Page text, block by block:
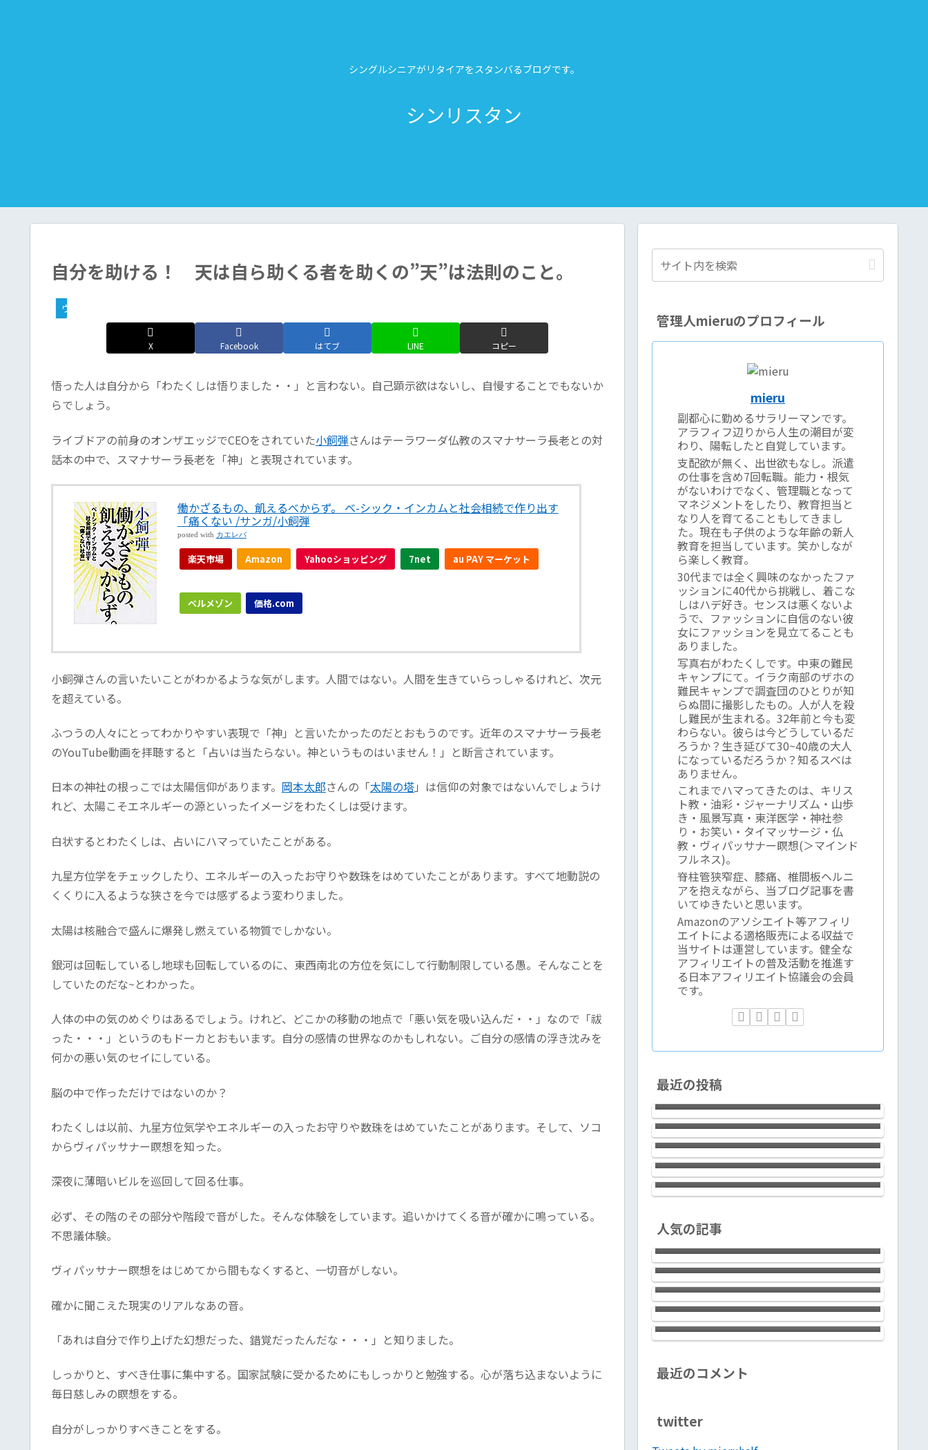
シングルシニアがリタイアをスタンバるブログです。
シンリスタン
自分を助ける！ 天は自ら助くる者を助くの”天”は法則のこと。
ヴィパッサナー
X Facebook はてブ LINE コピー
悟った人は自分から「わたくしは悟りました・・」と言わない。自己顕示欲はないし、自慢することでもないか
らでしょう。
ライブドアの前身のオンザエッジでCEOをされていた小飼弾さんはテーラワーダ仏教のスマナサーラ長老との対
話本の中で、スマナサーラ長老を「神」と表現されています。
働かざるもの、飢えるべからず。 ベ-シック・インカムと社会相続で作り出す
「痛くない /サンガ/小飼弾
posted with カエレバ
楽天市場 Amazon Yahooショッピング 7net au PAY マーケット
ベルメゾン 価格.com
小飼弾さんの言いたいことがわかるような気がします。人間ではない。人間を生きていらっしゃるけれど、次元
を超えている。
ふつうの人々にとってわかりやすい表現で「神」と言いたかったのだとおもうのです。近年のスマナサーラ長老
のYouTube動画を拝聴すると「占いは当たらない。神というものはいません！」と断言されています。
日本の神社の根っこでは太陽信仰があります。 岡本太郎さんの「太陽の塔」は信仰の対象ではないんでしょうけ
れど、太陽こそエネルギーの源といったイメージをわたくしは受けます。
白状するとわたくしは、占いにハマっていたことがある。
九星方位学をチェックしたり、エネルギーの入ったお守りや数珠をはめていたことがあります。すべて地動説の
くくりに入るような狭さを今では感ずるよう変わりました。
太陽は核融合で盛んに爆発し燃えている物質でしかない。
銀河は回転しているし地球も回転しているのに、東西南北の方位を気にして行動制限している愚。そんなことを
していたのだな~とわかった。
人体の中の気のめぐりはあるでしょう。けれど、どこかの移動の地点で「悪い気を吸い込んだ・・」なので「祓
った・・・」というのもドーカとおもいます。自分の感情の世界なのかもしれない。ご自分の感情の浮き沈みを
何かの悪い気のセイにしている。
脳の中で作っただけではないのか？
わたくしは以前、九星方位気学やエネルギーの入ったお守りや数珠をはめていたことがあります。そして、ソコ
からヴィパッサナー瞑想を知った。
深夜に薄暗いビルを巡回して回る仕事。
必ず、その階のその部分や階段で音がした。そんな体験をしています。追いかけてくる音が確かに鳴っている。
不思議体験。
ヴィパッサナー瞑想をはじめてから間もなくすると、一切音がしない。
確かに聞こえた現実のリアルなあの音。
「あれは自分で作り上げた幻想だった、錯覚だったんだな・・・」と知りました。
しっかりと、すべき仕事に集中する。国家試験に受かるためにもしっかりと勉強する。心が落ち込まないように
毎日慈しみの瞑想をする。
自分がしっかりすべきことをする。
管理人mieruのプロフィール
mieru
副都心に勤めるサラリーマンです。
アラフィフ辺りから人生の潮目が変
わり、陽転したと自覚しています。
支配欲が無く、出世欲もなし。派遣
の仕事を含め7回転職。能力・根気
がないわけでなく、管理職となって
マネジメントをしたり、教育担当と
なり人を育てることもしてきまし
た。現在も子供のような年齢の新人
教育を担当しています。笑かしなが
ら楽しく教育。
30代までは全く興味のなかったファ
ッションに40代から挑戦し、着こな
しはハデ好き。センスは悪くないよ
うで、ファッションに自信のない彼
女にファッションを見立てることも
ありました。
写真右がわたくしです。中東の難民
キャンプにて。イラク南部のザホの
難民キャンプで調査団のひとりが知
らぬ間に撮影したもの。人が人を殺
し難民が生まれる。32年前と今も変
わらない。彼らは今どうしているだ
ろうか？生き延びて30~40歳の大人
になっているだろうか？知るスベは
ありません。
これまでハマってきたのは、キリス
ト教・油彩・ジャーナリズム・山歩
き・風景写真・東洋医学・神社参
り・お笑い・タイマッサージ・仏
教・ヴィパッサナー瞑想(＞マインド
フルネス)。
脊柱管狭窄症、膝痛、椎間板ヘルニ
アを抱えながら、当ブログ記事を書
いてゆきたいと思います。
Amazonのアソシエイト等アフィリ
エイトによる適格販売による収益で
当サイトは運営しています。健全な
アフィリエイトの普及活動を推進す
る日本アフィリエイト協議会の会員
です。
最近の投稿
2023年時点で、アフィリエイトで成
果を出すには過去の成功体験がむし
ろ邪魔くさくなる件
ば浩気鍼灸治療院でOK！60分6,000
円の予約制。
テーラワーダ仏教協会の稲取合宿１
回目の感想など
LAVIE Direct NEXTREME
Carbon（2022年春モデル）は、14ｲ
ﾝﾁの使い勝手の良さとLED IPS液晶
（ノングレア）画面の標準を超えた
見やすさ、滑らかなキータッチとfine
質な極軽モバイルノートです！
【PR】
ＡＩ≒ChatGPTと”夢の超特急新幹
線”は似ている
人気の記事
銀座のサロン エイリッシュガーデ
ン銀座の河原セラピストはお美しく
妖艶でしゃれっ気たっぷり。大満足
のサロンでした！ 心理カウンセラ
ー＋セラピストって凄いんで
す！！ 【PR】
た。健全なタイ古式でちょっぴりメ
ンエスな感じのお店です。会話対応力
バツグン。気分転換に最高ですヨ！
ブログ投稿３か月続けてきた感想
戸隠の宿坊 山本館は料亭を超え
た”田舎料理”です！ 宮司さんが腕
をふるう絶品料理満載。温泉ではな
いのに不思議な効能の風呂もぜひ体
感してください！！
和顔悦色施（わげんえつしきせ）
最近のコメント
twitter